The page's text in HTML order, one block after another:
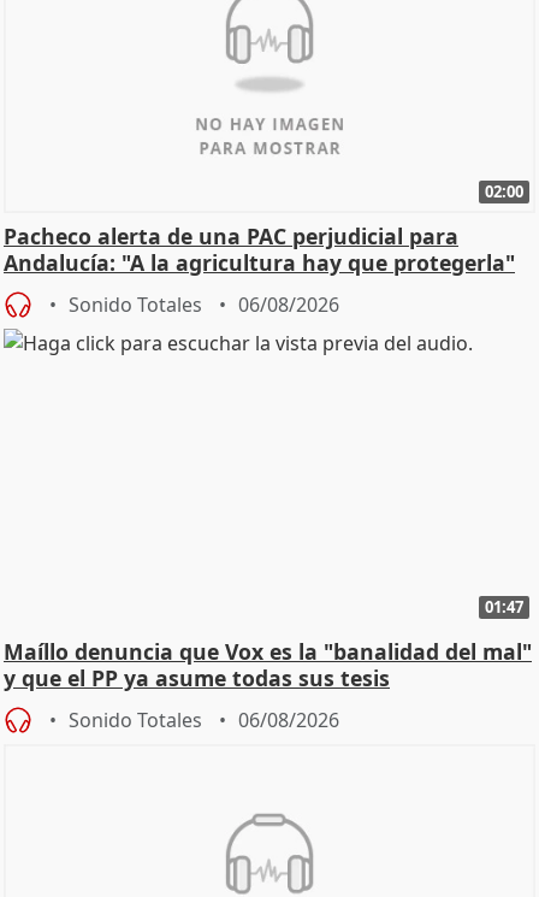
02:00
Pacheco alerta de una PAC perjudicial para
Andalucía: "A la agricultura hay que protegerla"
Sonido Totales 06/08/2026
01:47
Maíllo denuncia que Vox es la "banalidad del mal"
y que el PP ya asume todas sus tesis
Sonido Totales 06/08/2026